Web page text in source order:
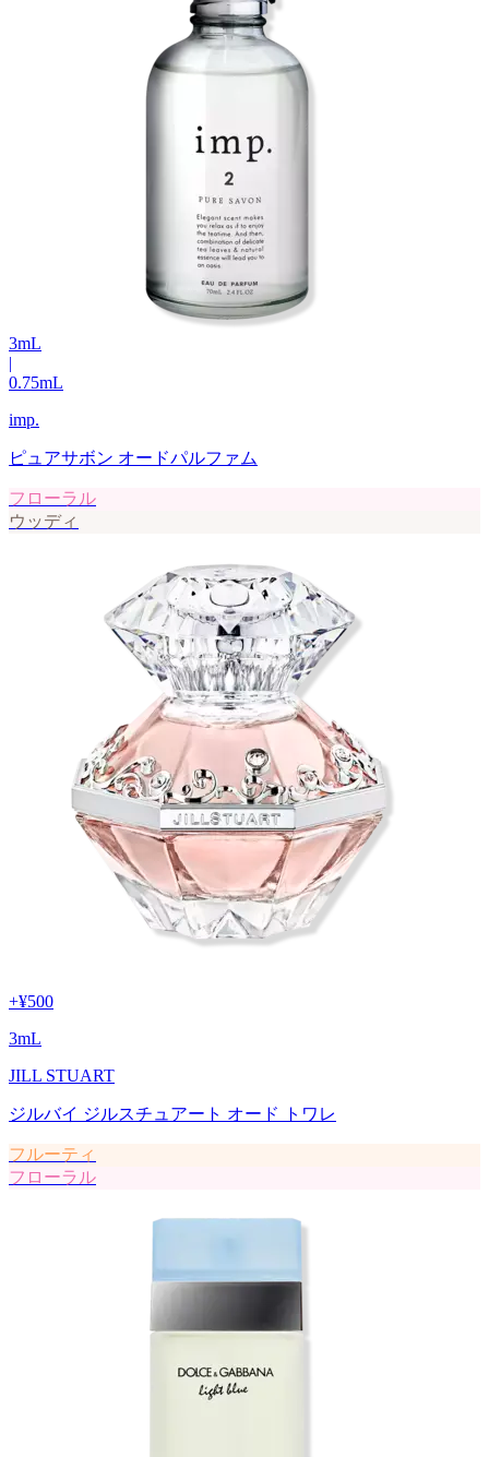
3mL
|
0.75mL
imp.
ピュアサボン オードパルファム
フローラル
ウッディ
+¥500
3mL
JILL STUART
ジルバイ ジルスチュアート オード トワレ
フルーティ
フローラル